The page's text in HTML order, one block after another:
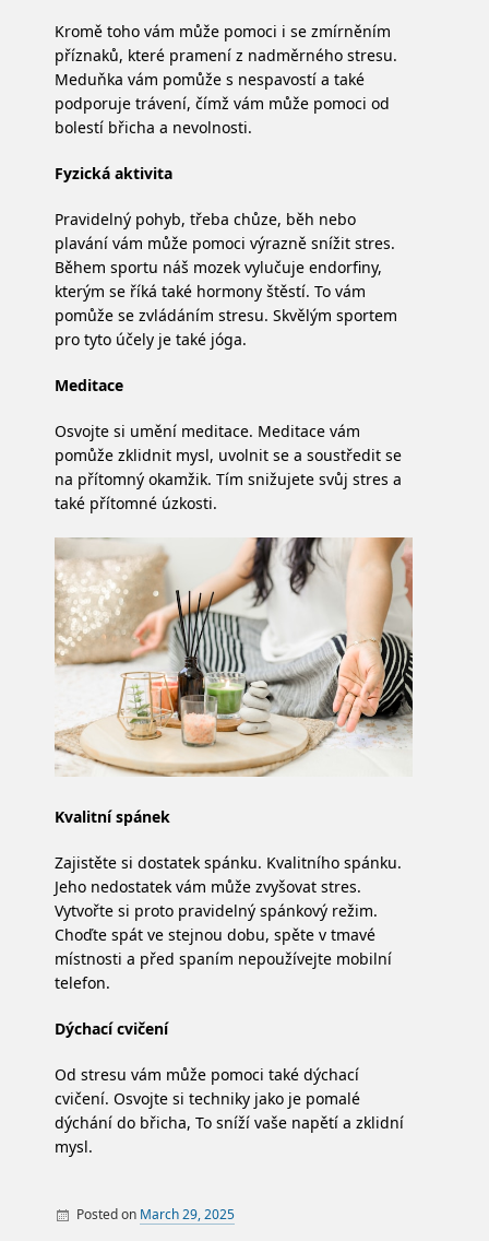
Kromě toho vám může pomoci i se zmírněním
příznaků, které pramení z nadměrného stresu.
Meduňka vám pomůže s nespavostí a také
podporuje trávení, čímž vám může pomoci od
bolestí břicha a nevolnosti.
Fyzická aktivita
Pravidelný pohyb, třeba chůze, běh nebo
plavání vám může pomoci výrazně snížit stres.
Během sportu náš mozek vylučuje endorfiny,
kterým se říká také hormony štěstí. To vám
pomůže se zvládáním stresu. Skvělým sportem
pro tyto účely je také jóga.
Meditace
Osvojte si umění meditace. Meditace vám
pomůže zklidnit mysl, uvolnit se a soustředit se
na přítomný okamžik. Tím snižujete svůj stres a
také přítomné úzkosti.
Kvalitní spánek
Zajistěte si dostatek spánku. Kvalitního spánku.
Jeho nedostatek vám může zvyšovat stres.
Vytvořte si proto pravidelný spánkový režim.
Choďte spát ve stejnou dobu, spěte v tmavé
místnosti a před spaním nepoužívejte mobilní
telefon.
Dýchací cvičení
Od stresu vám může pomoci také dýchací
cvičení. Osvojte si techniky jako je pomalé
dýchání do břicha, To sníží vaše napětí a zklidní
mysl.
Posted on March 29, 2025